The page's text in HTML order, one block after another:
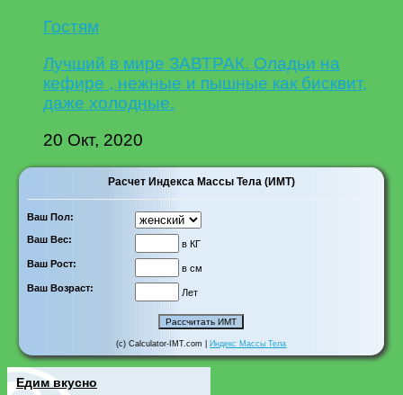
Гостям
Лучший в мире ЗАВТРАК. Оладьи на
кефире , нежные и пышные как бисквит,
даже холодные.
20 Окт, 2020
Расчет Индекса Массы Тела (ИМТ)
Ваш Пол:
Ваш Вес:
в КГ
Ваш Рост:
в см
Ваш Возраст:
Лет
(c) Calculator-IMT.com | Индекс Массы Тела
Едим вкусно